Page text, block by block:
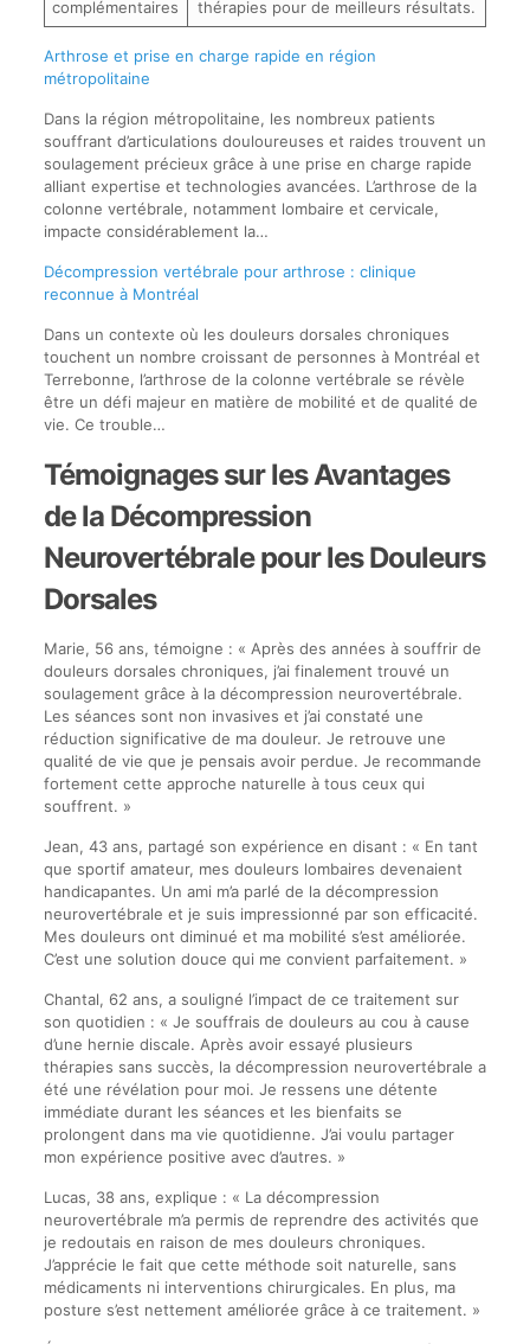
complémentaires
thérapies pour de meilleurs résultats.
Arthrose et prise en charge rapide en région
métropolitaine
Dans la région métropolitaine, les nombreux patients
souffrant d’articulations douloureuses et raides trouvent un
soulagement précieux grâce à une prise en charge rapide
alliant expertise et technologies avancées. L’arthrose de la
colonne vertébrale, notamment lombaire et cervicale,
impacte considérablement la…
Décompression vertébrale pour arthrose : clinique
reconnue à Montréal
Dans un contexte où les douleurs dorsales chroniques
touchent un nombre croissant de personnes à Montréal et
Terrebonne, l’arthrose de la colonne vertébrale se révèle
être un défi majeur en matière de mobilité et de qualité de
vie. Ce trouble…
Témoignages sur les Avantages
de la Décompression
Neurovertébrale pour les Douleurs
Dorsales
Marie, 56 ans, témoigne : « Après des années à souffrir de
douleurs dorsales chroniques, j’ai finalement trouvé un
soulagement grâce à la décompression neurovertébrale.
Les séances sont non invasives et j’ai constaté une
réduction significative de ma douleur. Je retrouve une
qualité de vie que je pensais avoir perdue. Je recommande
fortement cette approche naturelle à tous ceux qui
souffrent. »
Jean, 43 ans, partagé son expérience en disant : « En tant
que sportif amateur, mes douleurs lombaires devenaient
handicapantes. Un ami m’a parlé de la décompression
neurovertébrale et je suis impressionné par son efficacité.
Mes douleurs ont diminué et ma mobilité s’est améliorée.
C’est une solution douce qui me convient parfaitement. »
Chantal, 62 ans, a souligné l’impact de ce traitement sur
son quotidien : « Je souffrais de douleurs au cou à cause
d’une hernie discale. Après avoir essayé plusieurs
thérapies sans succès, la décompression neurovertébrale a
été une révélation pour moi. Je ressens une détente
immédiate durant les séances et les bienfaits se
prolongent dans ma vie quotidienne. J’ai voulu partager
mon expérience positive avec d’autres. »
Lucas, 38 ans, explique : « La décompression
neurovertébrale m’a permis de reprendre des activités que
je redoutais en raison de mes douleurs chroniques.
J’apprécie le fait que cette méthode soit naturelle, sans
médicaments ni interventions chirurgicales. En plus, ma
posture s’est nettement améliorée grâce à ce traitement. »